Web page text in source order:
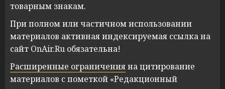
товарным знакам.
При полном или частичном использовании
материалов активная индексируемая ссылка на
сайт OnAir.Ru обязательна!
Расширенные ограниченияна цитирование
материалов с пометкой «Редакционный